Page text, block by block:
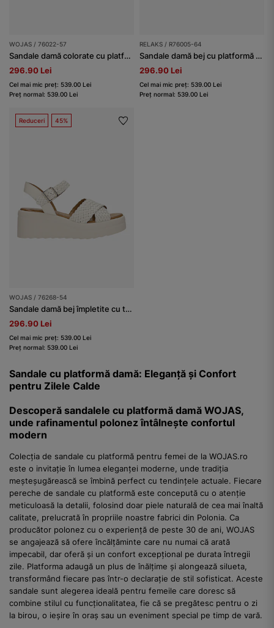
WOJAS / 76022-57
Sandale damă colorate cu platformă
296.90 Lei
Cel mai mic preț: 539.00 Lei
Preț normal: 539.00 Lei
RELAKS / R76005-64
Sandale damă bej cu platformă și șiret în jurul gleznei RELAKS
296.90 Lei
Cel mai mic preț: 539.00 Lei
Preț normal: 539.00 Lei
Reduceri 45%
WOJAS / 76268-54
Sandale damă bej împletite cu toc platformă
296.90 Lei
Cel mai mic preț: 539.00 Lei
Preț normal: 539.00 Lei
Sandale cu platformă damă: Eleganță și Confort
pentru Zilele Calde
Descoperă sandalele cu platformă damă WOJAS,
unde rafinamentul polonez întâlnește confortul
modern
Colecția de sandale cu platformă pentru femei de la WOJAS.ro
este o invitație în lumea eleganței moderne, unde tradiția
meșteșugărească se îmbină perfect cu tendințele actuale. Fiecare
pereche de sandale cu platformă este concepută cu o atenție
meticuloasă la detalii, folosind doar piele naturală de cea mai înaltă
calitate, prelucrată în propriile noastre fabrici din Polonia. Ca
producător polonez cu o experiență de peste 30 de ani, WOJAS
se angajează să ofere încălțăminte care nu numai că arată
impecabil, dar oferă și un confort excepțional pe durata întregii
zile. Platforma adaugă un plus de înălțime și alongează silueta,
transformând fiecare pas într-o declarație de stil sofisticat. Aceste
sandale sunt alegerea ideală pentru femeile care doresc să
combine stilul cu funcționalitatea, fie că se pregătesc pentru o zi
la birou, o ieșire în oraș sau un eveniment special pe timp de vară.